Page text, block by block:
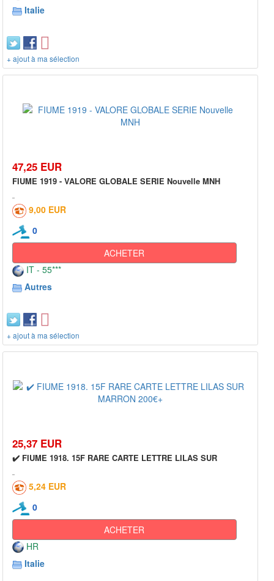
Italie
+ ajout à ma sélection
47,25 EUR
FIUME 1919 - VALORE GLOBALE SERIE Nouvelle MNH
9,00 EUR
0
ACHETER
IT - 55***
Autres
+ ajout à ma sélection
25,37 EUR
✔️ FIUME 1918. 15F RARE CARTE LETTRE LILAS SUR
5,24 EUR
0
ACHETER
HR
Italie